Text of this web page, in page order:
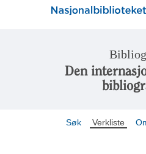
Den
Søk Verkliste